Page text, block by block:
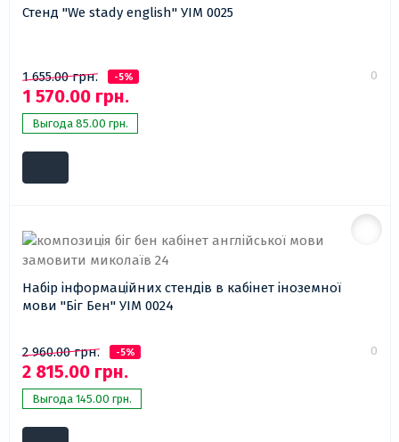
Стенд "We stady english" УІМ 0025
1 655.00 грн. -5%
1 570.00 грн.
Выгода 85.00 грн.
0
Набір інформаційних стендів в кабінет іноземної
мови "Біг Бен" УІМ 0024
2 960.00 грн. -5%
2 815.00 грн.
Выгода 145.00 грн.
0